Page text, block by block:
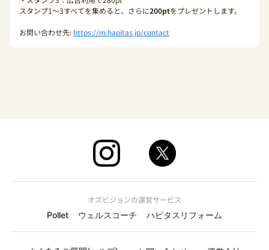
スタンプ1〜3すべてを集めると、さらに200ptをプレゼントします。
お問い合わせ先: https://m.hapitas.jp/contact
オズビジョンの運営サービス
Pollet
ウェルスコーチ ハピタスリフォーム